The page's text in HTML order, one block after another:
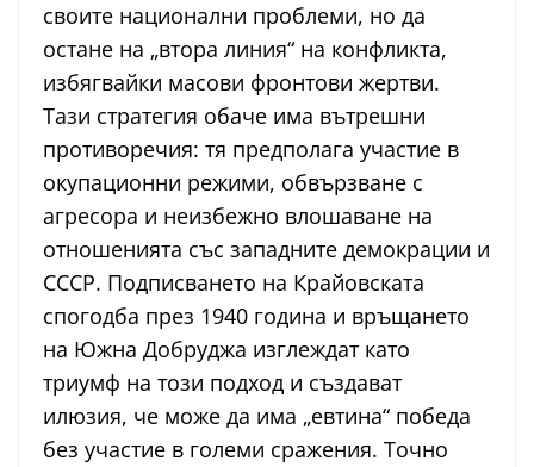
своите национални проблеми, но да
остане на „втора линия“ на конфликта,
избягвайки масови фронтови жертви.
Тази стратегия обаче има вътрешни
противоречия: тя предполага участие в
окупационни режими, обвързване с
агресора и неизбежно влошаване на
отношенията със западните демокрации и
СССР. Подписването на Крайовската
спогодба през 1940 година и връщането
на Южна Добруджа изглеждат като
триумф на този подход и създават
илюзия, че може да има „евтина“ победа
без участие в големи сражения. Точно